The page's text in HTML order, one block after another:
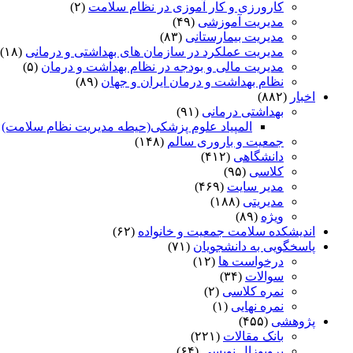
کارورزی و کار آموزی در نظام سلامت (۲)
مدیریت آموزشی (۴۹)
مدیریت بیمارستانی (۸۳)
مدیریت عملکرد در سازمان های بهداشتی و درمانی (۱۸)
مدیریت مالی و بودجه در نظام بهداشت و درمان (۵)
نظام بهداشت و درمان ایران و جهان (۸۹)
اخبار (۸۸۲)
بهداشتی درمانی (۹۱)
المپیاد علوم پزشکی(حیطه مدیریت نظام سلامت)
جمعیت و باروری سالم (۱۴۸)
دانشگاهی (۴۱۲)
کلاسی (۹۵)
مدیر سایت (۴۶۹)
مدیریتی (۱۸۸)
ویژه (۸۹)
اندیشکده سلامت جمعیت و خانواده (۶۲)
پاسخگویی به دانشجویان (۷۱)
درخواست ها (۱۲)
سوالات (۳۴)
نمره کلاسی (۲)
نمره نهایی (۱)
پژوهشی (۴۵۵)
بانک مقالات (۲۲۱)